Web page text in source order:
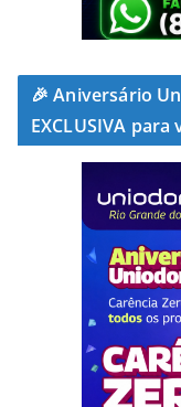
🎉 Aniversário
EXCLUSIVA para